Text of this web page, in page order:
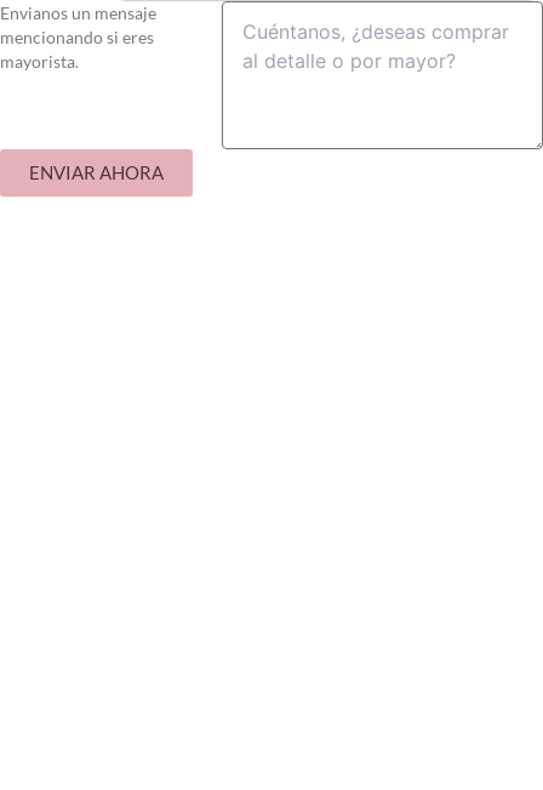
Envianos un mensaje
mencionando si eres
mayorista.
ENVIAR AHORA